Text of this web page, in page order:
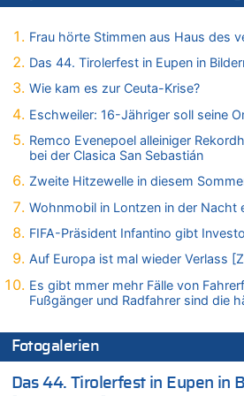
Zurück an den Rhein: Hendrich
06.08.2026 - 14:46 von Hugo Egon
Zweite Hitzewelle in diesem Sommer
06.08.2026 - 14:41 von Coralie zu
Zweite Hitzewelle in diesem
06.08.2026 - 14:26 von Hugo Egon
Zweite Hitzewelle in diesem
06.08.2026 - 14:11 von Dax zu
Zurück an den Rhein: Hendrich
06.08.2026 - 13:59 von Chips zu
Wasserstand des Rheins in NRW so
06.08.2026 - 13:53 von Frage an
Zweite Hitzewelle in diesem Sommer
06.08.2026 - 13:34 von Zeitzeuge zu
Wasserstand des Rheins in NRW so
Frau hörte Stimmen aus Haus des
Das 44. Tirolerfest in Eupen in
Wie kam es zur Ceuta-Krise?
Eschweiler: 16-Jähriger soll seine
Remco Evenepoel alleiniger
bei der Clasica San Sebastián
Zweite Hitzewelle in diesem
Wohnmobil in Lontzen in der Nacht
FIFA-Präsident Infantino gibt
Auf Europa ist mal wieder Verlass
Es gibt mmer mehr Fälle von
Fußgänger und Radfahrer sind die
Fotogalerien
Das 44. Tirolerfest in Eupen in